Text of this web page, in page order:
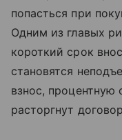
попасться при
Одним из главых
короткий срок
становятся
взнос, процентную
расторгнут